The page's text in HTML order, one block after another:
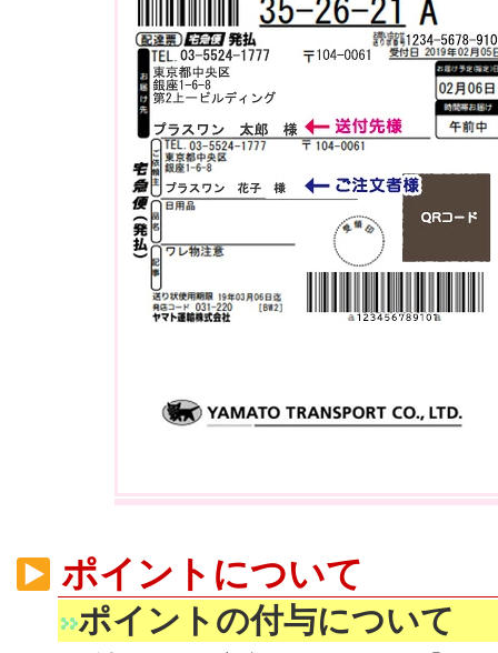
ポイントについて
ポイントの付与について